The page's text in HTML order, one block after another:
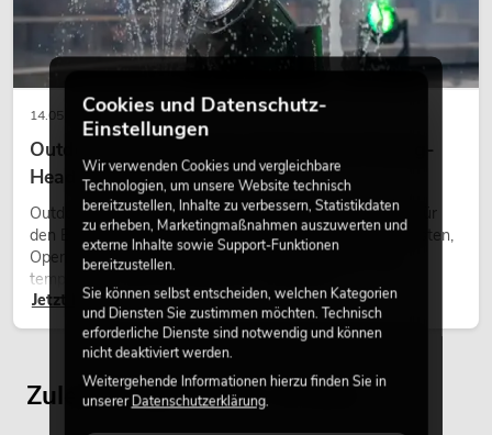
14.05.2026
Outdoor Moving-Heads: Wetterfeste Moving-
Heads bei Events
Outdoor Moving-Heads sind bewegliche Scheinwerfer für
den Einsatz im Freien. Sie werden bei Festivals, Stadtfesten,
Open-Air-Konzerten, Architekturinszenierungen und
temporären Außeninstallationen eingesetzt.
Jetzt lesen
Zuletzt angesehene Artikel
Cookies und Datenschutz-
Einstellungen
Wir verwenden Cookies und vergleichbare
Technologien, um unsere Website technisch
bereitzustellen, Inhalte zu verbessern, Statistikdaten
zu erheben, Marketingmaßnahmen auszuwerten und
externe Inhalte sowie Support-Funktionen
bereitzustellen.
Sie können selbst entscheiden, welchen Kategorien
und Diensten Sie zustimmen möchten. Technisch
erforderliche Dienste sind notwendig und können
nicht deaktiviert werden.
Weitergehende Informationen hierzu finden Sie in
unsererDatenschutzerklärung.